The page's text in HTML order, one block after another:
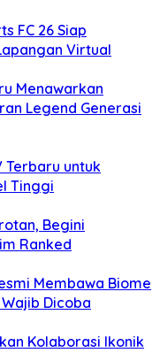
FC 26 Siap
Virtual
Menawarkan
Legend Generasi
Terbaru untuk
Tinggi
Begini
Ranked
Membawa Biome
Dicoba
Kolaborasi Ikonik